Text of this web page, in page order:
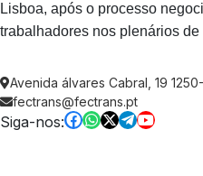
Lisboa, após o processo
trabalhadores nos plenários
Avenida álvares Cabral, 19
fectrans@fectrans.pt
Siga-nos: